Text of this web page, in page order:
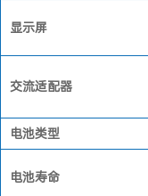
显示屏
交流适配器
电池类型
电池寿命